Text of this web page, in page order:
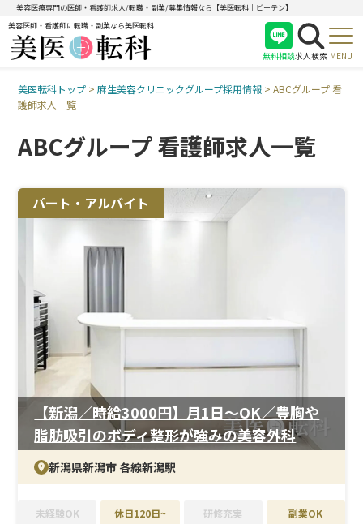
美容医療専門の医師・看護師求人/転職・副業/募集情報なら【美医転科｜ビーテン】
美容医師・看護師に転職・副業なら美医転科
無料相談
医師
求人検索 MENU
美医転科トップ >麻生美容クリニックグループ採用情報 >ABCグループ 看
護師求人一覧
ABCグループ 看護師求人一覧
パート・アルバイト
【新潟／時給3000円】月1日～OK／豊胸や
脂肪吸引のボディ整形が強みの美容外科
新潟県新潟市 各線新潟駅
未経験OK 休日120日~ 研修充実 副業OK